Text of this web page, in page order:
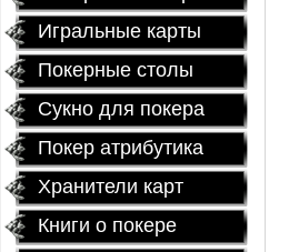
Игральные карты
Покерные столы
Сукно для покера
Покер атрибутика
Хранители карт
Книги о покере